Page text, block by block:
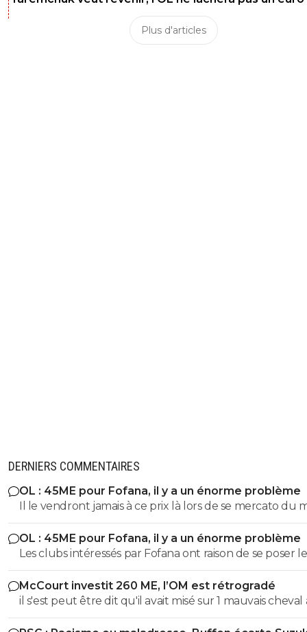
Plus d'articles
DERNIERS COMMENTAIRES
OL : 45ME pour Fofana, il y a un énorme problème
Il le vendront jamais à ce prix là lors de se mercato du
OL : 45ME pour Fofana, il y a un énorme problème
Les clubs intéressés par Fofana ont raison de se poser
bonnes questions à son sujet sur sa longue blessure. Il
évident que les clubs cités ne veulent pas prendre de
risques et s'interrogent sur sa longue blessure avant
mettre une telle somme dans ce joueur.
McCourt investit 260 ME, l’OM est rétrogradé
il s'est peut être dit qu'il avait misé sur 1 mauvais cheval
u coup